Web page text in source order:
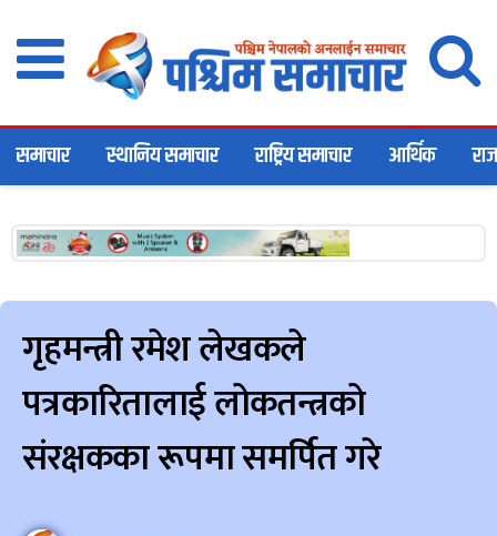
समाचार स्थानिय समाचार राष्ट्रिय समाचार आर्थिक
गृहमन्त्री रमेश लेखकले
पत्रकारितालाई लोकतन्त्रको
संरक्षकका रूपमा समर्पित गरे